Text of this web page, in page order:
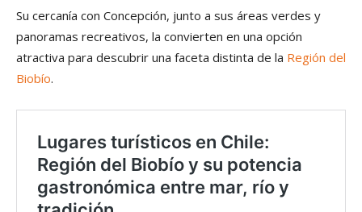
Su cercanía con Concepción, junto a sus áreas verdes y
panoramas recreativos, la convierten en una opción
atractiva para descubrir una faceta distinta de la Región del
Biobío.